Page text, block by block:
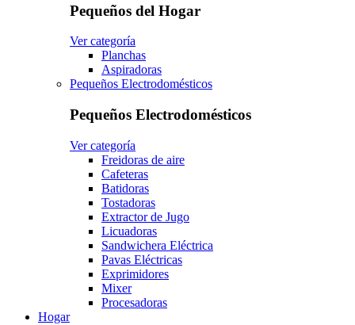
Pequeños del Hogar
Ver categoría
Planchas
Aspiradoras
Pequeños Electrodomésticos
Pequeños Electrodomésticos
Ver categoría
Freidoras de aire
Cafeteras
Batidoras
Tostadoras
Extractor de Jugo
Licuadoras
Sandwichera Eléctrica
Pavas Eléctricas
Exprimidores
Mixer
Procesadoras
Hogar